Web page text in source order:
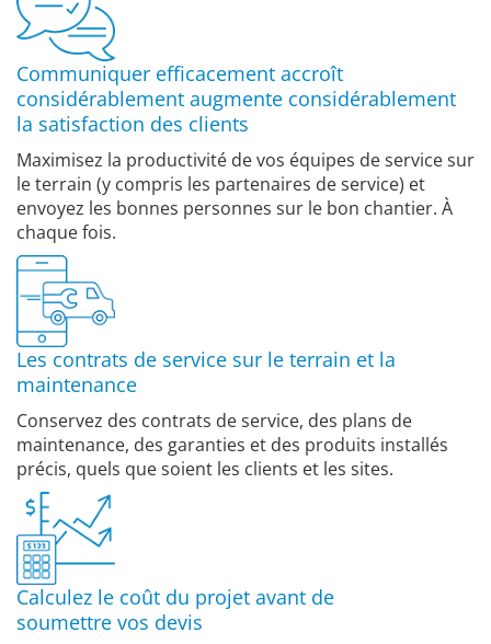
Communiquer efficacement accroît
considérablement augmente considérablement
la satisfaction des clients
Maximisez la productivité de vos équipes de service sur
le terrain (y compris les partenaires de service) et
envoyez les bonnes personnes sur le bon chantier. À
chaque fois.
Les contrats de service sur le terrain et la
maintenance
Conservez des contrats de service, des plans de
maintenance, des garanties et des produits installés
précis, quels que soient les clients et les sites.
Calculez le coût du projet avant de
soumettre vos devis